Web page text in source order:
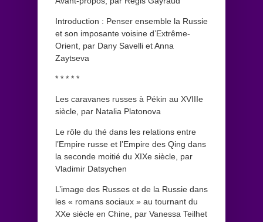
Introduction : Penser ensemble la Russie
et son imposante voisine d’Extrême-
Orient, par Dany Savelli et Anna
Zaytseva
* * * * *
Les caravanes russes à Pékin au XVIIIe
siècle, par Natalia Platonova
Le rôle du thé dans les relations entre
l’Empire russe et l’Empire des Qing dans
la seconde moitié du XIXe siècle, par
Vladimir Datsychen
L’image des Russes et de la Russie dans
les « romans sociaux » au tournant du
XXe siècle en Chine, par Vanessa Teilhet